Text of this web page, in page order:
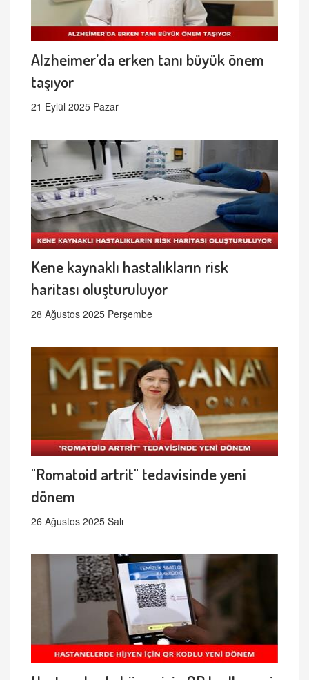
Alzheimer’da erken tanı büyük önem
taşıyor
21 Eylül 2025 Pazar
Kene kaynaklı hastalıkların risk
haritası oluşturuluyor
28 Ağustos 2025 Perşembe
"Romatoid artrit" tedavisinde yeni
dönem
26 Ağustos 2025 Salı